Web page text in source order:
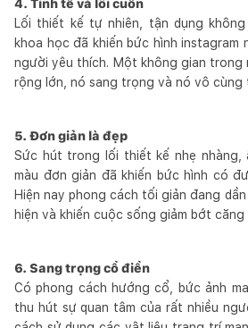
4. Tinh tế và lôi cuốn
Lối thiết kế tự nhiên, tận dụng
khoa học đã khiến bức hình instagram
người yêu thích. Một không gian trong
rộng lớn, nó sang trọng và nó vô cùng
5. Đơn giản là đẹp
Sức hút trong lối thiết kế nhẹ
màu đơn giản đã khiến bức hình có
Hiện nay phong cách tối giản đang
hiện và khiến cuộc sống giảm bớt
6. Sang trọng cổ điển
Có phong cách hướng cổ, bức ảnh
thu hút sự quan tâm của rất nhiều